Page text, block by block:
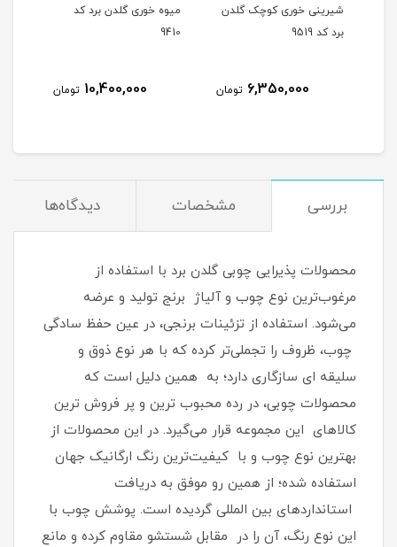
میوه خوری گلدن برد کد
9410
10,400,000
سینی مستطیل کوچگ
5,050,000
بررسی مشخصات دیدگاه‌ها
محصولات پذیرایی چوبی گلدن برد با استفاده از
مرغوب‌ترین نوع چوب و آلیاژ برنج تولید و عرضه
می‌شود. استفاده از تزئینات برنجی، در عین حفظ سادگی
چوب، ظروف را تجملی‌تر کرده که با هر نوع ذوق و
سلیقه ای سازگاری دارد؛ به همین دلیل است که
محصولات چوبی، در رده محبوب ترین و پر فروش ترین
کالاهای این مجموعه قرار می‌گیرد. در این محصولات از
بهترین نوع چوب و با کیفیت‌ترین رنگ ارگانیک جهان
استفاده شده؛ از همین رو موفق به دریافت
استانداردهای بین المللی گردیده است. پوشش چوب با
این نوع رنگ، آن را در مقابل شستشو مقاوم کرده و مانع